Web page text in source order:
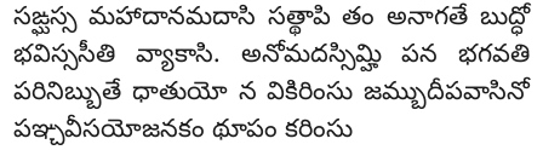
సఙ్ఘస్స మహాదానమదాసి సత్థాపి తం అనాగతే బుద్ధో
భవిస్ససీతి వ్యాకాసి. అనోమదస్సిమ్హి పన భగవతి
పరినిబ్బుతే ధాతుయో న వికిరింసు జమ్బుదీపవాసినో
పఞ్చవీసయోజనకం థూపం కరింసు